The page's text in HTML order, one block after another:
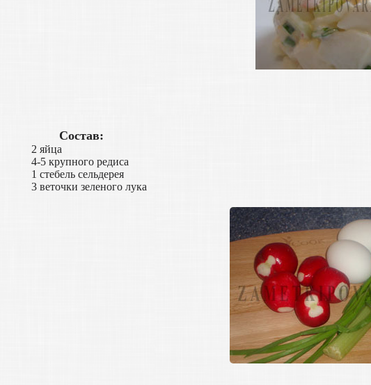
Состав:
2 яйца
4-5 крупного редиса
1 стебель сельдерея
3 веточки зеленого лука